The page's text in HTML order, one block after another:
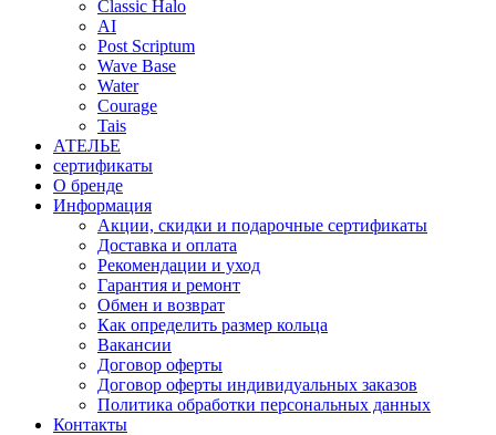
Classic Halo
AI
Post Scriptum
Wave Base
Water
Courage
Tais
АТЕЛЬЕ
сертификаты
О бренде
Информация
Акции, скидки и подарочные сертификаты
Доставка и оплата
Рекомендации и уход
Гарантия и ремонт
Обмен и возврат
Как определить размер кольца
Вакансии
Договор оферты
Договор оферты индивидуальных заказов
Политика обработки персональных данных
Контакты